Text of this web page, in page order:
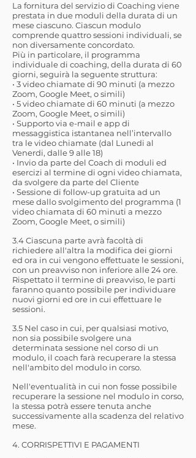
La fornitura del servizio di Coaching viene
prestata in due moduli della durata di un
mese ciascuno. Ciascun modulo
comprende quattro sessioni individuali, se
non diversamente concordato.
Più in particolare, il programma
individuale di coaching, della durata di 60
giorni, seguirà la seguente struttura:
• 3 video chiamate di 90 minuti (a mezzo
Zoom, Google Meet, o simili)
• 5 video chiamate di 60 minuti (a mezzo
Zoom, Google Meet, o simili)
• Supporto via e-mail e app di
messaggistica istantanea nell’intervallo
tra le video chiamate (dal Lunedi al
Venerdi, dalle 9 alle 18)
• Invio da parte del Coach di moduli ed
esercizi al termine di ogni video chiamata,
da svolgere da parte del Cliente
• Sessione di follow-up gratuita ad un
mese dallo svolgimento del programma (1
video chiamata di 60 minuti a mezzo
Zoom, Google Meet, o simili)
3.4 Ciascuna parte avrà facoltà di
richiedere all'altra la modifica dei giorni
ed ora in cui vengono effettuate le sessioni,
con un preavviso non inferiore alle 24 ore.
Rispettato il termine di preavviso, le parti
faranno quanto possibile per individuare
nuovi giorni ed ore in cui effettuare le
sessioni.
3.5 Nel caso in cui, per qualsiasi motivo,
non sia possibile svolgere una
determinata sessione nel corso di un
modulo, il coach farà recuperare la stessa
nell'ambito del modulo in corso.
Nell'eventualità in cui non fosse possibile
recuperare la sessione nel modulo in corso,
la stessa potrà essere tenuta anche
successivamente alla scadenza del relativo
mese.
4. CORRISPETTIVI E PAGAMENTI